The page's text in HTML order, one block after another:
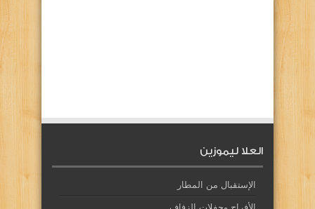
العلا ليموزين
الإستقبال من المطار